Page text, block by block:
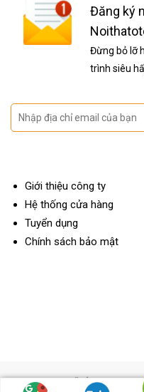
Đăng ký
Đừng bỏ lỡ
trình siêu
Giới thiệu công ty
Hệ thống cửa hàng
Tuyển dụng
Chính sách bảo mật
OTOBAY MỸ ĐÌNHĐC: 112